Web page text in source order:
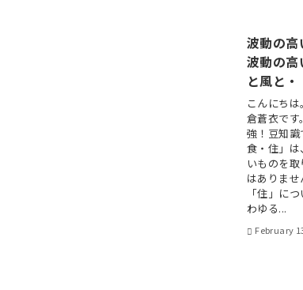
波動の高
波動の高
と風と・
こんにち
倉蒼衣です
強！豆知識
食・住」
いものを
はありま
「住」に
わゆる...
February